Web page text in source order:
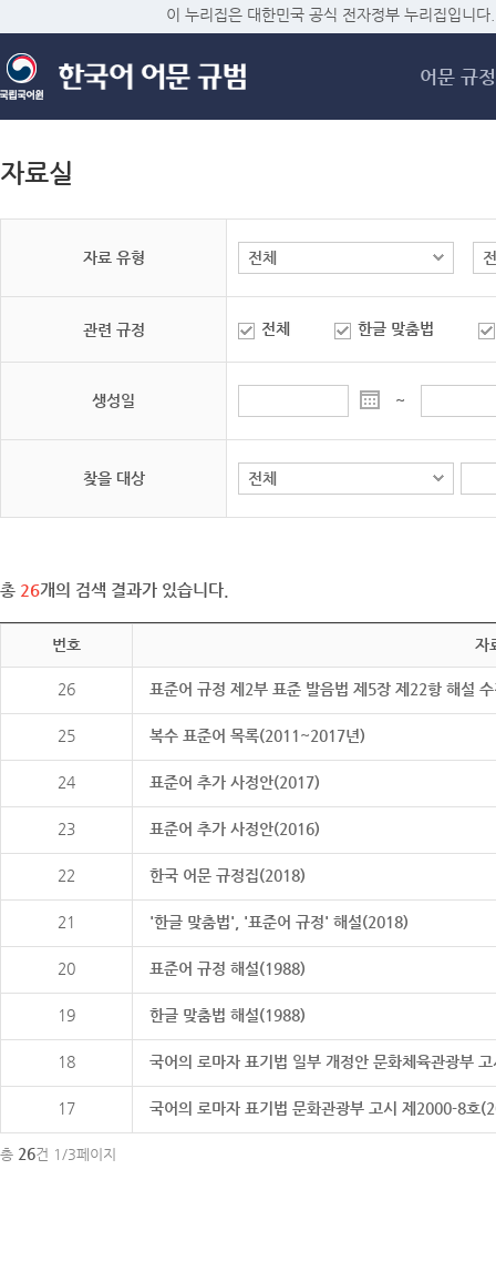
메
이 누리집은 대한민국 공식 전자정부 누리집입니다.
어문 규정
자료실
자료 유형
관련 규정 전체 한글 맞춤법
생성일 ~
찾을 대상
총 26개의 검색 결과가 있습니다.
번호 자
26 표준어 규정 제2부 표준 발음법 제5장 제22항 해설
25 복수 표준어 목록(2011~2017년)
24 표준어 추가 사정안(2017)
23 표준어 추가 사정안(2016)
22 한국 어문 규정집(2018)
21 '한글 맞춤법', '표준어 규정' 해설(2018)
20 표준어 규정 해설(1988)
19 한글 맞춤법 해설(1988)
18 국어의 로마자 표기법 일부 개정안 문화체육관광부
17 국어의 로마자 표기법 문화관광부 고시 제2000-8호
총 26건 1/3페이지